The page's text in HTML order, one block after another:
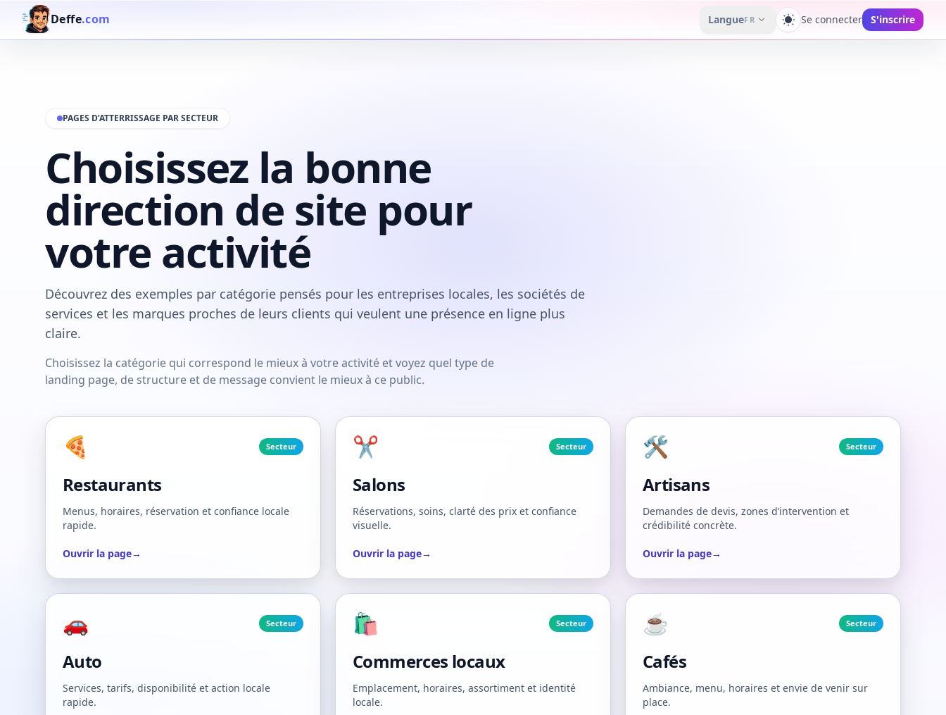
Deffe.com LangueFR Changer de thème
Se connecter S'inscrire
PAGES D’ATTERRISSAGE PAR SECTEUR
Choisissez la bonne
direction de site pour
votre activité
Découvrez des exemples par catégorie pensés pour les entreprises locales, les sociétés de
services et les marques proches de leurs clients qui veulent une présence en ligne plus
claire.
Choisissez la catégorie qui correspond le mieux à votre activité et voyez quel type de
landing page, de structure et de message convient le mieux à ce public.
🍕 Secteur
Restaurants
Menus, horaires, réservation et confiance locale
rapide.
Ouvrir la page→
✂️ Secteur
Salons
Réservations, soins, clarté des prix et confiance
visuelle.
Ouvrir la page→
🛠️ Secteur
Artisans
Demandes de devis, zones d’intervention et
crédibilité concrète.
Ouvrir la page→
🚗 Secteur
Auto
Services, tarifs, disponibilité et action locale
rapide.
🛍️ Secteur
Commerces locaux
Emplacement, horaires, assortiment et identité
locale.
☕ Secteur
Cafés
Ambiance, menu, horaires et envie de venir sur
place.